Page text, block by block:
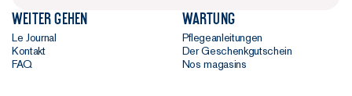
Weiter gehen
Le Journal
Kontakt
FAQ
Wartung
Pflegeanleitungen
Der Geschenkgutschein
Nos magasins